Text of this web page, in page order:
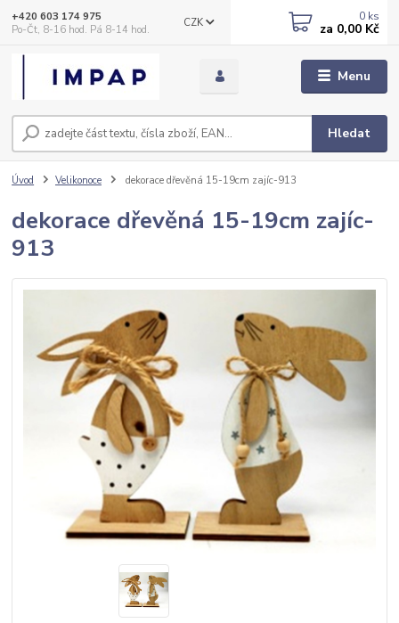
Menu
CZK
Hledat
+420 603 174 975
Po-Čt, 8-16 hod. Pá 8-14 hod.
0 ks
za 0,00 Kč
Úvod Velikonoce dekorace dřevěná 15-19cm zajíc-913
dekorace dřevěná 15-19cm zajíc-
913